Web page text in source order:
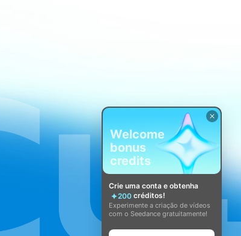
Welcome
bonus
credits
Crie uma conta e obtenha
200 créditos!
Experimente a criação de vídeos
com o Seedance gratuitamente!